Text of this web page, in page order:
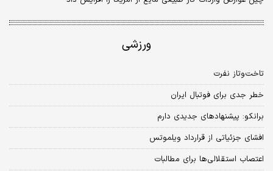
ورزشی
تاخت‌و‌تاز نفرت
خطر جدی برای فوتبال ایران
برانکو: پیشنهادهای جدیدی دارم
افشای جزئیاتی از قرارداد ویلموتس
اعتصاب استقلالی‌ها برای مطالبات